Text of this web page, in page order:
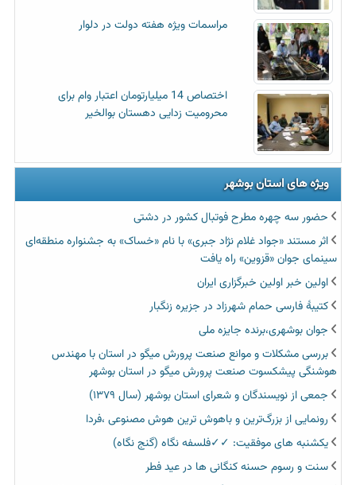
مراسمات ویژه هفته دولت در دلوار
اختصاص 14 میلیارتومان اعتبار وام برای
محرومیت زدایی دهستان بوالخیر
ویژه های استان بوشهر
حضور سه چهره مطرح فوتبال کشور در دشتی
اثر مستند «جواد غلام نژاد جبری» با نام «خساک» به جشنواره منطقه‌ای
سینمای جوان «قزوین» راه یافت
اولین خبر اولین خبرگزاری ایران‏
کتیبۀ فارسی حمام شهرزاد در جزیره زنگبار
جوان بوشهری،برنده جایزه ملی
بررسی مشکلات و موانع صنعت پرورش میگو در استان با مهندس
هوشنگی پیشکسوت صنعت پرورش میگو در استان بوشهر
جمعی از نویسندگان و شعرای استان بوشهر (سال ۱۳۷۹)
رونمایی از بزرگ‌ترین و باهوش ترین هوش مصنوعی ،فردا
یکشنبه های موفقیت: ✓✓فلسفه نگاه (گنج نگاه)
سنت و رسوم حسنه کنگانی ها در عید فطر